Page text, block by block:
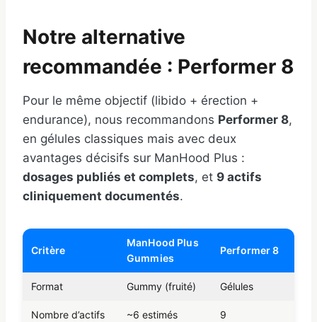
Notre alternative
recommandée : Performer 8
Pour le même objectif (libido + érection +
endurance), nous recommandons Performer 8,
en gélules classiques mais avec deux
avantages décisifs sur ManHood Plus :
dosages publiés et complets, et 9 actifs
cliniquement documentés.
Critère
ManHood Plus
Gummies
Performer 8
Format Gummy (fruité) Gélules
Nombre d’actifs ~6 estimés
9